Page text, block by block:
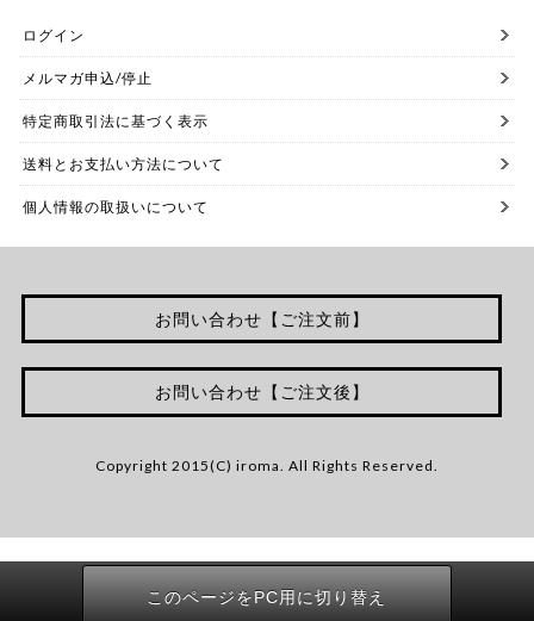
ログイン
メルマガ申込/停止
特定商取引法に基づく表示
送料とお支払い方法について
個人情報の取扱いについて
お問い合わせ【ご注文前】
お問い合わせ【ご注文後】
Copyright 2015(C) iroma. All Rights Reserved.
このページをPC用に切り替え